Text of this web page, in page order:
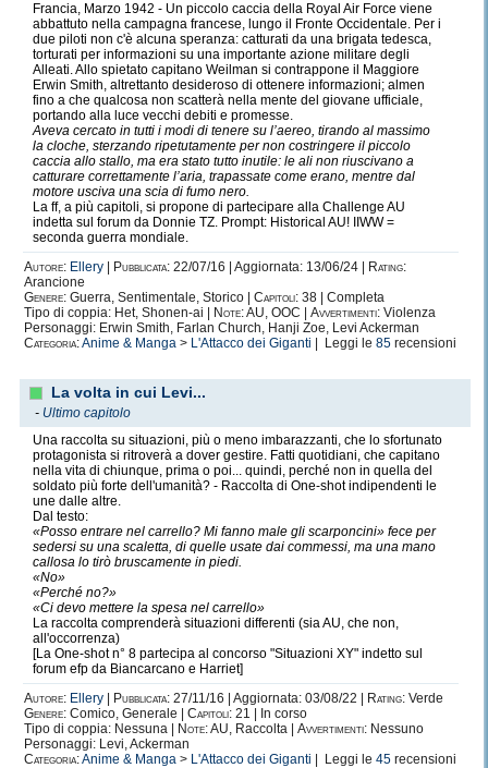
Francia, Marzo 1942 - Un piccolo caccia della Royal Air Force viene
abbattuto nella campagna francese, lungo il Fronte Occidentale. Per i
due piloti non c'è alcuna speranza: catturati da una brigata tedesca,
torturati per informazioni su una importante azione militare degli
Alleati. Allo spietato capitano Weilman si contrappone il Maggiore
Erwin Smith, altrettanto desideroso di ottenere informazioni; almen
fino a che qualcosa non scatterà nella mente del giovane ufficiale,
portando alla luce vecchi debiti e promesse.
Aveva cercato in tutti i modi di tenere su l’aereo, tirando al massimo
la cloche, sterzando ripetutamente per non costringere il piccolo
caccia allo stallo, ma era stato tutto inutile: le ali non riuscivano a
catturare correttamente l’aria, trapassate come erano, mentre dal
motore usciva una scia di fumo nero.
La ff, a più capitoli, si propone di partecipare alla Challenge AU
indetta sul forum da Donnie TZ. Prompt: Historical AU! IIWW =
seconda guerra mondiale.
Autore: Ellery Pubblicata: 22/07/16 | Aggiornata: 13/06/24 |
Rating:
Arancione
Genere: Guerra, Sentimentale, Storico | Capitoli: 38 | Completa
Tipo di coppia: Het, Shonen-ai |
Note:AU, OOC | Avvertimenti: Violenza
Personaggi: Erwin Smith, Farlan Church, Hanji Zoe, Levi Ackerman
Categoria:Anime & Manga > L'Attacco dei Giganti | Leggi le 85 recensioni
La volta in cui Levi...
- Ultimo capitolo
Una raccolta su situazioni, più o meno imbarazzanti, che lo sfortunato
protagonista si ritroverà a dover gestire. Fatti quotidiani, che capitano
nella vita di chiunque, prima o poi... quindi, perché non in quella del
soldato più forte dell'umanità? - Raccolta di One-shot indipendenti le
une dalle altre.
Dal testo:
«Posso entrare nel carrello? Mi fanno male gli scarponcini» fece per
sedersi su una scaletta, di quelle usate dai commessi, ma una mano
callosa lo tirò bruscamente in piedi.
«No»
«Perché no?»
«Ci devo mettere la spesa nel carrello»
La raccolta comprenderà situazioni differenti (sia AU, che non,
all'occorrenza)
[La One-shot n° 8 partecipa al concorso "Situazioni XY" indetto sul
forum efp da Biancarcano e Harriet]
Autore: Ellery Pubblicata: 27/11/16 | Aggiornata: 03/08/22 | Rating: Verde
Genere: Comico, Generale | Capitoli: 21 | In corso
Tipo di coppia: Nessuna |
Note:AU, Raccolta | Avvertimenti: Nessuno
Personaggi: Levi, Ackerman
Categoria:Anime & Manga > L'Attacco dei Giganti | Leggi le 45 recensioni